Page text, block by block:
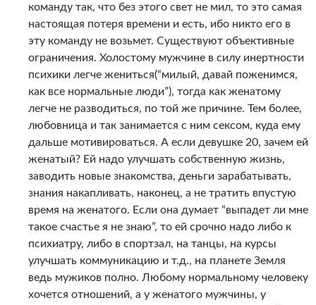
команду так, что без этого свет не мил, то это самая
настоящая потеря времени и есть, ибо никто его в
эту команду не возьмет. Существуют объективные
ограничения. Холостому мужчине в силу инертности
психики легче жениться(“милый, давай поженимся,
как все нормальные люди”), тогда как женатому
легче не разводиться, по той же причине. Тем более,
любовница и так занимается с ним сексом, куда ему
дальше мотивироваться. А если девушке 20, зачем ей
женатый? Ей надо улучшать собственную жизнь,
заводить новые знакомства, деньги зарабатывать,
знания накапливать, наконец, а не тратить впустую
время на женатого. Если она думает “выпадет ли мне
такое счастье я не знаю”, то ей срочно надо либо к
психиатру, либо в спортзал, на танцы, на курсы
улучшать коммуникацию и т.д., на планете Земля
ведь мужиков полно. Любому нормальному человеку
хочется отношений, а у женатого мужчины, у